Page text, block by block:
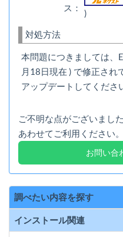
ス：
)
対処方法
本問題につきましては、
月18日現在 ) で修正され
アップデートしてくださ
ご不明な点がございまし
あわせてご利用ください。
お問い合
調べたい内容を探す
インストール関連